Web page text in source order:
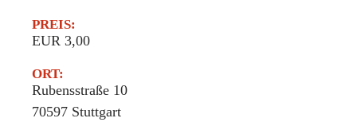
PREIS:
EUR 3,00
ORT:
Rubensstraße 10
70597 Stuttgart